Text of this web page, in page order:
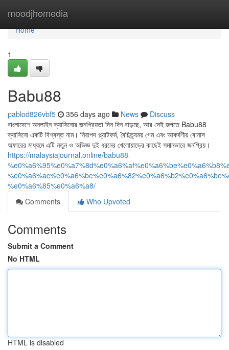
moodjhomedia
Home
Home
1
Babu88
pablod826vbf5 356 days ago News
Discuss
বাংলাদেশে অনলাইন ক্যাসিনোর জনপ্রিয়তা দিন দিন বাড়ছে, আর সেই জগতে Babu88
ক্যাসিনো একটি বিশ্বস্ত নাম। নিরাপদ প্ল্যাটফর্ম, বৈচিত্র্যময় গেম এবং আকর্ষণীয় বোনাস
অফারের মাধ্যমে এটি নতুন ও অভিজ্ঞ দুই ধরনের খেলোয়াড়ের কাছেই সমানভাবে জনপ্রিয়।
https://malaysiajournal.online/babu88-
%e0%a6%85%e0%a6%a8/
Comments
Who Upvoted
Comments
Submit a Comment
No HTML
HTML is disabled